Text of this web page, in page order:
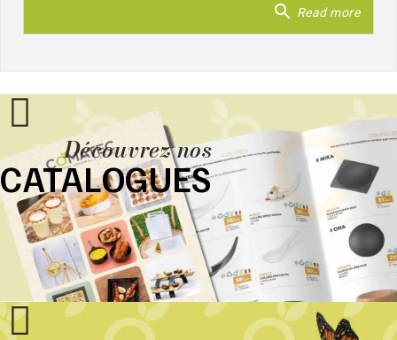
search Read more
Découvrez nos
CATALOGUES